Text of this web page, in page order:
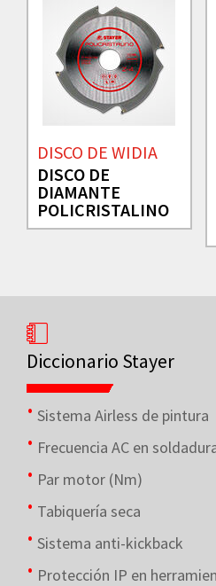
DISCO DE WIDIA
DISCO DE
DIAMANTE
POLICRISTALINO
Diccionario Stayer
Sistema Airless de pintura
Frecuencia AC en
Par motor (Nm)
Tabiquería seca
Sistema anti-kickback
Protección IP en